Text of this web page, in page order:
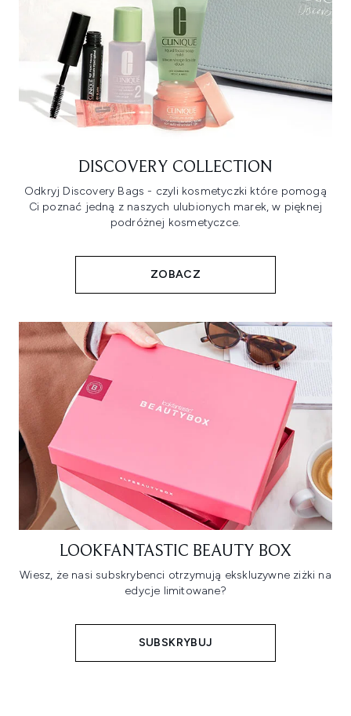
DISCOVERY COLLECTION
Odkryj Discovery Bags - czyli kosmetyczki które pomogą
Ci poznać jedną z naszych ulubionych marek, w pięknej
podróżnej kosmetyczce.
ZOBACZ
LOOKFANTASTIC BEAUTY BOX
Wiesz, że nasi subskrybenci otrzymują ekskluzywne ziżki na
edycje limitowane?
SUBSKRYBUJ